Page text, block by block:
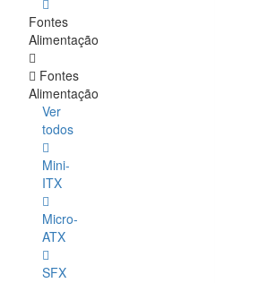
Fontes
Alimentação
Fontes
Alimentação
Ver
todos
Mini-
ITX
Micro-
ATX
SFX